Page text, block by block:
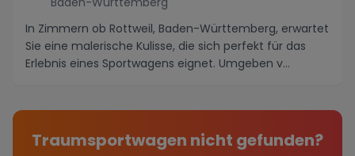
In Zimmern ob Rottweil, Baden-Württemberg, erwartet
Sie eine malerische Kulisse, die sich perfekt für das
Erlebnis eines Sportwagens eignet. Umgeben v...
Traumsportwagen nicht gefunden?